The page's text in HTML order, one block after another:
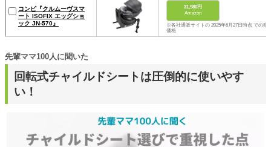
コンビ『クルムーヴスマ
ート ISOFIX エッグショ
ック JN-570』
31,980円
Amazon
※各社通販サイトの 2025年6月27日時点 での税
価格
回転式チャイルドシートは圧倒的に使いやす
い！
先輩ママ100人に聞いた